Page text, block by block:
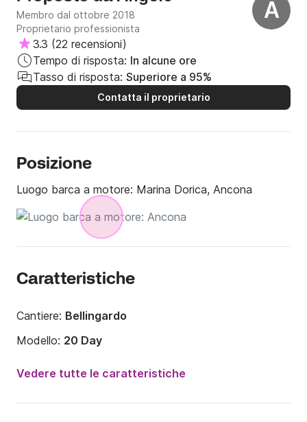
A
Membro dal ottobre 2018
Proprietario professionista
3.3 (22 recensioni)
Tempo di risposta: In alcune ore
Tasso di risposta: Superiore a 95%
Contatta il proprietario
Posizione
Luogo barca a motore: Marina Dorica, Ancona
Caratteristiche
Cantiere: Bellingardo
Modello: 20 Day
115CV
Vedere tutte le caratteristiche